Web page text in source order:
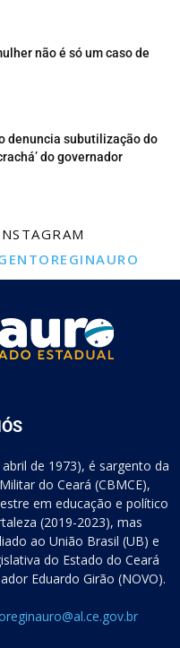
não é só um caso de
denuncia subutilização do
do governador
de 1973), é sargento da
do Ceará (CBMCE),
em educação e político
(2019-2023), mas
ao União Brasil (UB) e
do Estado do Ceará
Eduardo Girão (NOVO).